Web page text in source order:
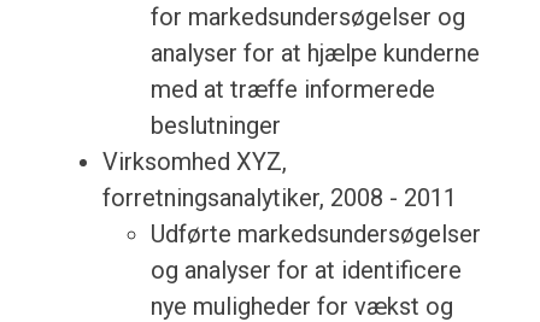
for markedsundersøgelser og
analyser for at hjælpe kunderne
med at træffe informerede
beslutninger
Virksomhed XYZ,
forretningsanalytiker, 2008 - 2011
Udførte markedsundersøgelser
og analyser for at identificere
nye muligheder for vækst og